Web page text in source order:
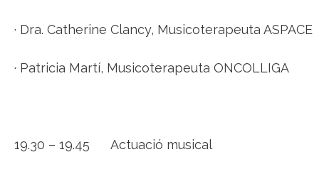
· Dra. Catherine Clancy, Musicoterapeuta ASPACE
· Patricia Martí, Musicoterapeuta ONCOLLIGA
19.30 – 19.45 Actuació musical